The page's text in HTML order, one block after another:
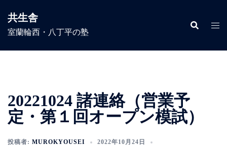
共生舎
室蘭輪西・八丁平の塾
20221024 諸連絡（営業予
定・第１回オープン模試）
投稿者: MUROKYOUSEI
2022年10月24日